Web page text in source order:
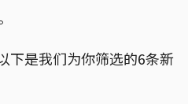
下是我们为你筛选的6条新